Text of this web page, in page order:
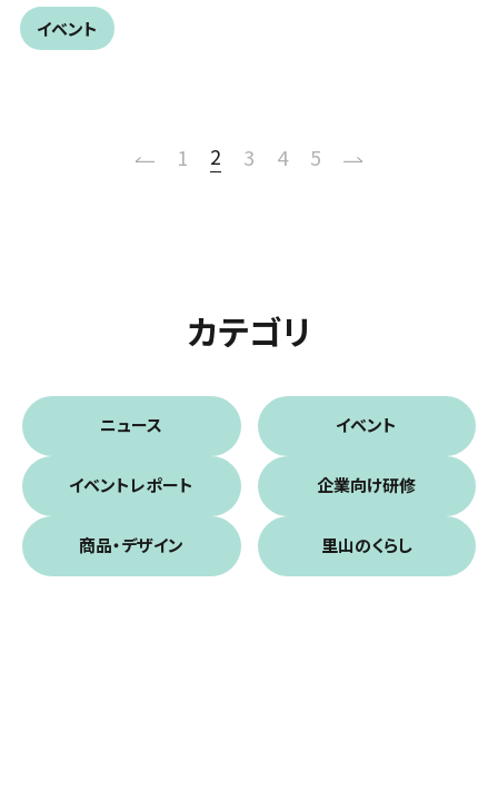
イベント
1 2 3 4 5
カテゴリ
ニュース イベント
イベントレポート 企業向け研修
商品・デザイン 里山のくらし